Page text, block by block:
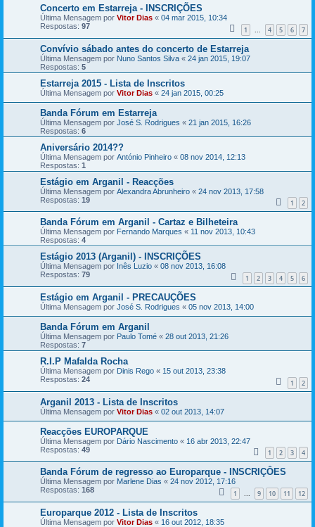
Concerto em Estarreja - INSCRIÇÕES
Última Mensagem por Vitor Dias « 04 mar 2015, 10:34
Respostas: 97 1 ... 4 5 6 7
Convívio sábado antes do concerto de Estarreja
Última Mensagem por Nuno Santos Silva « 24 jan 2015, 19:07
Respostas: 5
Estarreja 2015 - Lista de Inscritos
Última Mensagem por Vitor Dias « 24 jan 2015, 00:25
Banda Fórum em Estarreja
Última Mensagem por José S. Rodrigues « 21 jan 2015, 16:26
Respostas: 6
Aniversário 2014??
Última Mensagem por António Pinheiro « 08 nov 2014, 12:13
Respostas: 1
Estágio em Arganil - Reacções
Última Mensagem por Alexandra Abrunheiro « 24 nov 2013, 17:58
Respostas: 19 1 2
Banda Fórum em Arganil - Cartaz e Bilheteira
Última Mensagem por Fernando Marques « 11 nov 2013, 10:43
Respostas: 4
Estágio 2013 (Arganil) - INSCRIÇÕES
Última Mensagem por Inês Luzio « 08 nov 2013, 16:08
Respostas: 79 1 2 3 4 5 6
Estágio em Arganil - PRECAUÇÕES
Última Mensagem por José S. Rodrigues « 05 nov 2013, 14:00
Banda Fórum em Arganil
Última Mensagem por Paulo Tomé « 28 out 2013, 21:26
Respostas: 7
R.I.P Mafalda Rocha
Última Mensagem por Dinis Rego « 15 out 2013, 23:38
Respostas: 24 1 2
Arganil 2013 - Lista de Inscritos
Última Mensagem por Vitor Dias « 02 out 2013, 14:07
Reacções EUROPARQUE
Última Mensagem por Dário Nascimento « 16 abr 2013, 22:47
Respostas: 49 1 2 3 4
Banda Fórum de regresso ao Europarque - INSCRIÇÔES
Última Mensagem por Marlene Dias « 24 nov 2012, 17:16
Respostas: 168 1 ... 9 10 11 12
Europarque 2012 - Lista de Inscritos
Última Mensagem por Vitor Dias « 16 out 2012, 18:35